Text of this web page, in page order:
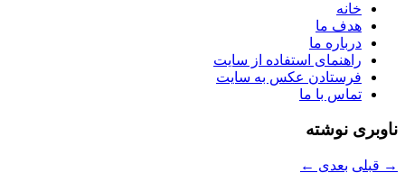
خانه
هدف ما
درباره ما
راهنمای استفاده از سایت
فرستادن عکس به سایت
تماس با ما
ناوبری نوشته
→ قبلی بعدی ←